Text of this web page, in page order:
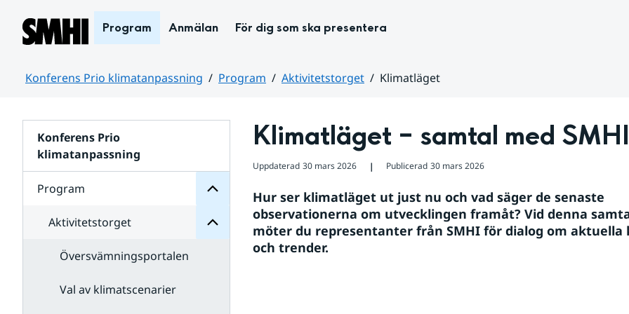
Hoppa till sidans innehåll
Program Anmälan För dig som ska presentera
Konferens Prio klimatanpassning Program Aktivitetstorget
Klimatläget
Konferens Prio
klimatanpassning
Program
Program
Aktivitetstorget
Undersidor
för
Aktivitetstorget
Översvämningsportalen
Val av klimatscenarier
Klimatläget – samtal med SMHI
Uppdaterad 30 mars 2026 ❘ Publicerad 30 mars 2026
Hur ser klimatläget ut just nu och vad säger de senaste
observationerna om utvecklingen framåt? Vid denna
möter du representanter från SMHI för dialog om aktuella
och trender.